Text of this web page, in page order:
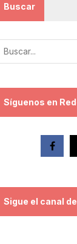
Buscar
Síguenos en
Sigue el canal